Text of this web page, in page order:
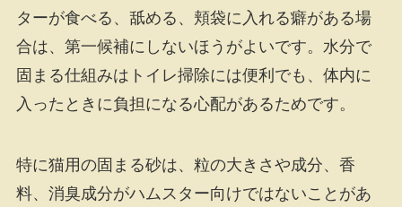
ターが食べる、舐める、頬袋に入れる癖がある場
合は、第一候補にしないほうがよいです。水分で
固まる仕組みはトイレ掃除には便利でも、体内に
入ったときに負担になる心配があるためです。
特に猫用の固まる砂は、粒の大きさや成分、香
料、消臭成分がハムスター向けではないことがあ